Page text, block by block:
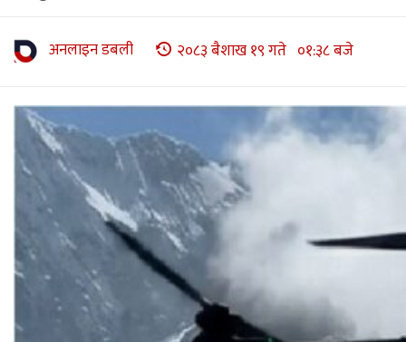
अनलाइन डबली २०८३ बैशाख १९ गते ०१:३८ बजे